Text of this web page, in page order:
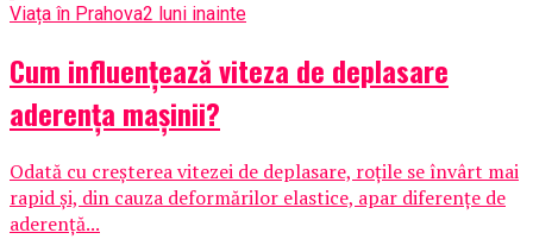
Viața în Prahova2 luni inainte
Cum influențează viteza de deplasare
aderența mașinii?
Odată cu creșterea vitezei de deplasare, roțile se învârt mai
rapid și, din cauza deformărilor elastice, apar diferențe de
aderență...